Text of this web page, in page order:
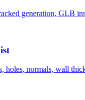
generation, GLB
normals, wall